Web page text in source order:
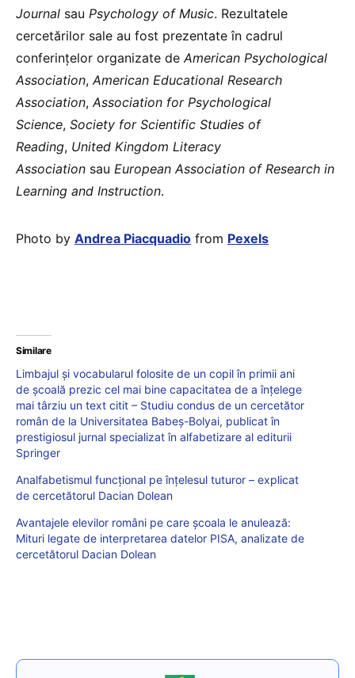
Journal sau Psychology of Music. Rezultatele
cercetărilor sale au fost prezentate în cadrul
conferințelor organizate de American Psychological
Association, American Educational Research
Association, Association for Psychological
Science, Society for Scientific Studies of
Reading, United Kingdom Literacy
Association sau European Association of Research in
Learning and Instruction.
Photo by Andrea Piacquadio from Pexels
Similare
Limbajul și vocabularul folosite de un copil în primii ani
de școală prezic cel mai bine capacitatea de a înțelege
mai târziu un text citit – Studiu condus de un cercetător
român de la Universitatea Babeș-Bolyai, publicat în
prestigiosul jurnal specializat în alfabetizare al editurii
Springer
Analfabetismul funcțional pe înțelesul tuturor – explicat
de cercetătorul Dacian Dolean
Avantajele elevilor români pe care școala le anulează:
Mituri legate de interpretarea datelor PISA, analizate de
cercetătorul Dacian Dolean